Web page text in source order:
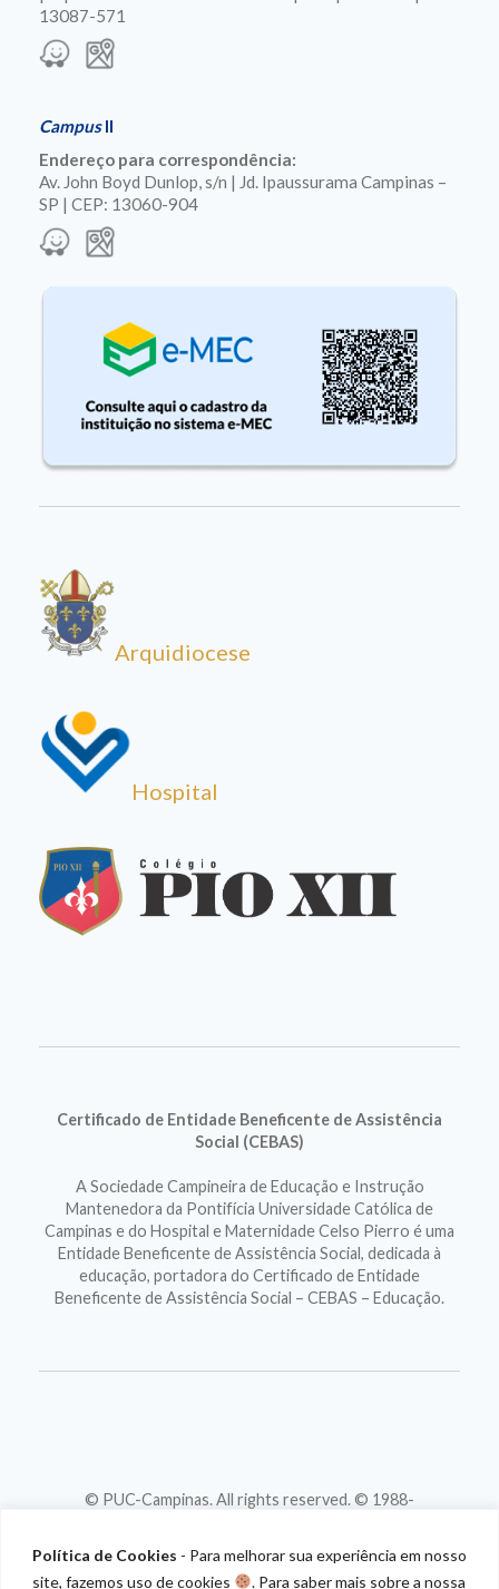
Política de Cookies - Para melhorar sua experiência em nosso
site, fazemos uso de cookies
. Para saber mais sobre a nossa
13087-571
CampusII
Endereço para correspondência:
Av. John Boyd Dunlop, s/n | Jd. Ipaussurama Campinas –
SP | CEP: 13060-904
Arquidiocese
Hospital
Certificado de Entidade Beneficente de Assistência
Social (CEBAS)
A Sociedade Campineira de Educação e Instrução
Mantenedora da Pontifícia Universidade Católica de
Campinas e do Hospital e Maternidade Celso Pierro é uma
Entidade Beneficente de Assistência Social, dedicada à
educação, portadora do Certificado de Entidade
Beneficente de Assistência Social – CEBAS – Educação.
© PUC-Campinas. All rights reserved. © 1988-